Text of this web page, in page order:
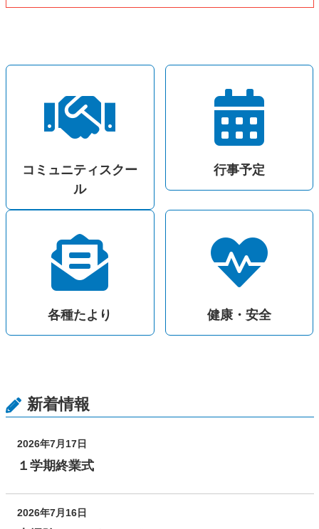
コミュニティスクー
ル
行事予定
各種たより 健康・安全
新着情報
2026年7月17日
１学期終業式
2026年7月16日